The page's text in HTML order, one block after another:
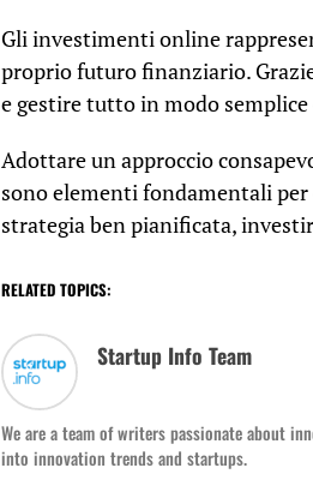
Gli investimenti online
proprio futuro finanziario.
e gestire tutto in modo
Adottare un approccio
sono elementi fondamentali
strategia ben pianificata,
RELATED TOPICS:
Startup Info Team
We are a team of writers passionate about
into innovation trends and startups.